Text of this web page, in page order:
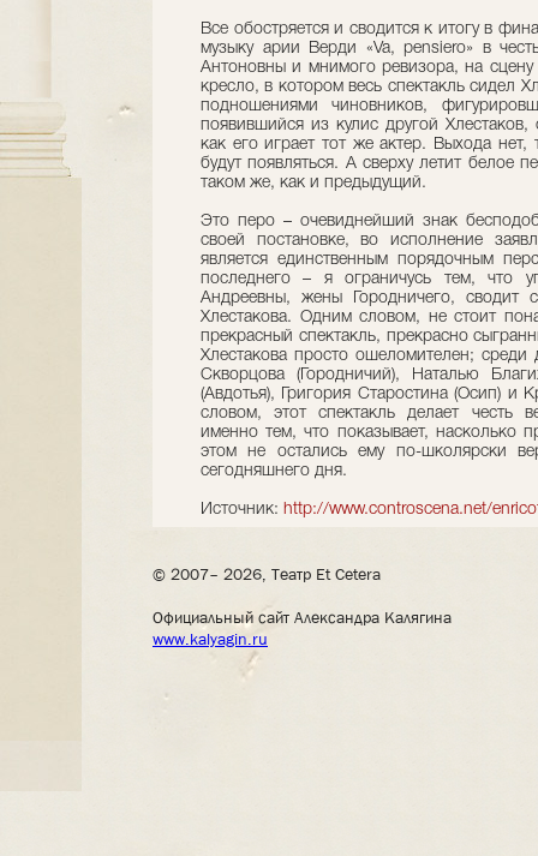
Все обостряется и сводится к итогу в
музыку арии Верди «Va, pensiero» в
Антоновны и мнимого ревизора, на
кресло, в котором весь спектакль сидел
подношениями чиновников,
появившийся из кулис другой
как его играет тот же актер. Выхода
будут появляться. А сверху летит белое
таком же, как и предыдущий.
Это перо – очевиднейший знак
своей постановке, во исполнение
является единственным порядочным
последнего – я ограничусь тем, что
Андреевны, жены Городничего, сводит
Хлестакова. Одним словом, не стоит
прекрасный спектакль, прекрасно
Хлестакова просто ошеломителен; среди
Скворцова (Городничий), Наталью
(Авдотья), Григория Старостина (Осип) и
словом, этот спектакль делает честь
именно тем, что показывает, насколько
этом не остались ему по-школярски
сегодняшнего дня.
Источник: http://www.controscena.net/
© 2007– 2026, Театр Et Cetera
Официальный сайт Александра Калягина
www.kalyagin.ru